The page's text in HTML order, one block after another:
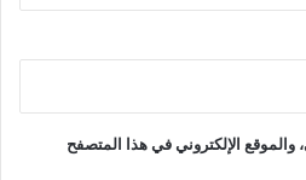
الإلكتروني في هذا المتصفح